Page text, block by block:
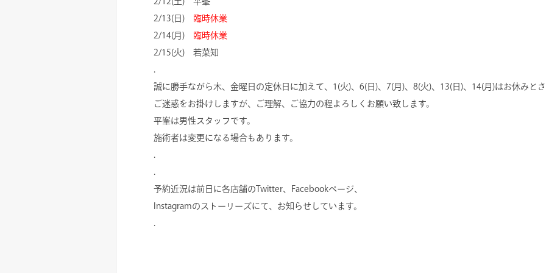
2/13(日) 臨時休業
2/14(月) 臨時休業
2/15(火) 若菜知
.
誠に勝手ながら木、金曜日の定休日に加えて、1(火)、6(日)、7(月)、8(火)、13(日)、14(月)はお休みとさ
ご迷惑をお掛けしますが、ご理解、ご協力の程よろしくお願い致します。
平峯は男性スタッフです。
施術者は変更になる場合もあります。
.
.
予約近況は前日に各店舗のTwitter、Facebookページ、
Instagramのストーリーズにて、お知らせしています。
.